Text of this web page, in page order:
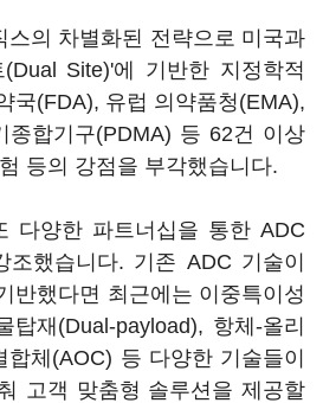
스의 차별화된 전략으로 미국과
Site)'에 기반한 지정학적
국(FDA), 유럽 의약품청(EMA),
종합기구(PDMA) 등 62건 이상
등의 강점을 부각했습니다.
다양한 파트너십을 통한 ADC
했습니다. 기존 ADC 기술이
반했다면 최근에는 이중특이성
탑재(Dual-payload), 항체-올리
체(AOC) 등 다양한 기술들이
고객 맞춤형 솔루션을 제공할